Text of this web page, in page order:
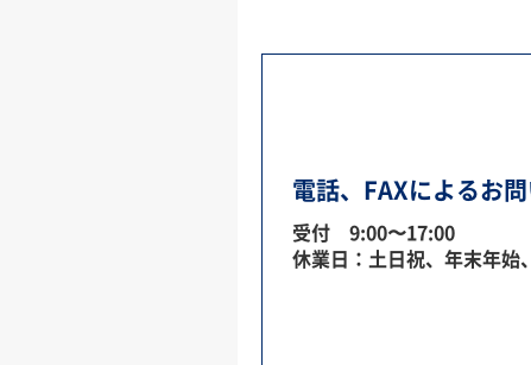
電話、FAXによるお
受付 9:00〜17:00
休業日：土日祝、年末年始